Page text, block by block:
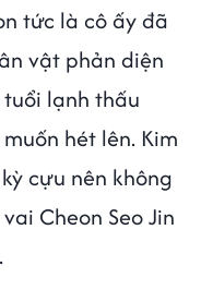
tức là cô ấy đã
vật phản diện
lạnh thấu
hét lên. Kim
cựu nên không
Cheon Seo Jin